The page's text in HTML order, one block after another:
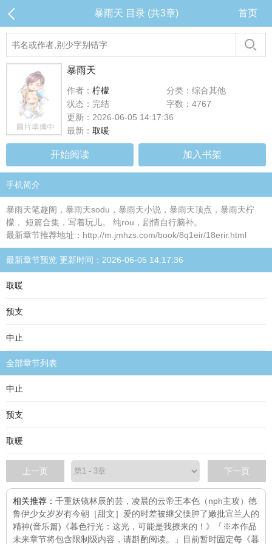
暴雨天 目录 (共3章) 首页
暴雨天
作者： 柠檬
分类：综合其他
状态：完结
字数：4767
更新：2026-06-05 14:17:36
最新： 取暖
开始阅读 加入书架
手机简介
暴雨天笔趣阁，暴雨天sodu，暴雨天小说，暴雨天顶点，暴雨天柠
檬， 短篇合集，写着玩儿。 纯rou，剧情自行脑补。
最新章节推荐地址：http://m.jmhzs.com/book/8q1eir/18erir.html
最新章节预览 更新时间：2026-06-05 14:17:36
取暖
预支
中止
全部章节列表
中止
预支
取暖
上一页 下一页
相关推荐： 千重妖镜林辰的芸，凌晨的云帝王本色（nph主攻） 德
鲁伊少女岁岁有今朝［甜文］ 爱的时差被继父懆肿了嫩批宜兰人的
精神(音乐篇) 《暮色行光：这光，可能是我撩来的！》「※本作品
未来章节将包含限制级内容，请斟酌阅读。」目前暂时固定每 《暮